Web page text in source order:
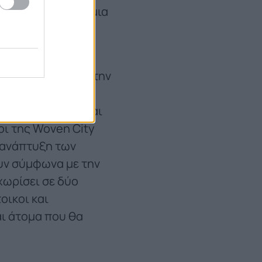
θα μιμείται μια
από
προοπτικών στην
εξάγονται.
λιανέμποροι και
της Woven City
των
σύμφωνα με την
σε δύο
και
άτομα που θα